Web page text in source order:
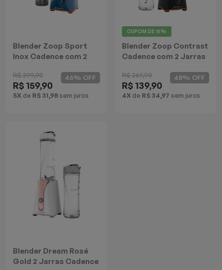
Blender Zoop Sport
Inox Cadence com 2
R$ 299,90
R$ 159,90
5X de R$ 31,98 sem juros
46% OFF
CUPOM DE15%
Blender Zoop Contrast
Cadence com 2 Jarras
R$ 269,90
R$ 139,90
4X de R$ 34,97 sem juros
48% OFF
Blender Dream Rosé
Gold 2 Jarras Cadence